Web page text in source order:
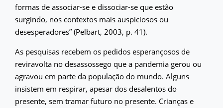
formas de associar-se e dissociar-se que estão
surgindo, nos contextos mais auspiciosos ou
desesperadores” (Pelbart, 2003, p. 41).
As pesquisas recebem os pedidos esperançosos de
reviravolta no desassossego que a pandemia gerou ou
agravou em parte da população do mundo. Alguns
insistem em respirar, apesar dos desalentos do
presente, sem tramar futuro no presente. Crianças e